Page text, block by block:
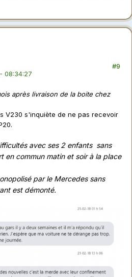
08:34:27
#9
après livraison de la boite chez
V230 s'inquiète de ne pas recevoir
avec ses 2 enfants sans
en commun matin et soir à la place
par le Mercedes sans
est démonté.